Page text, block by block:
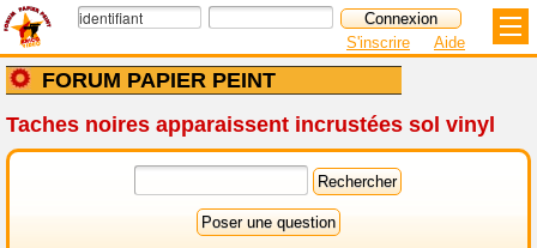
FORUM PAPIER PEINT
S'inscrire Aide
Taches noires apparaissent incrustées sol vinyl